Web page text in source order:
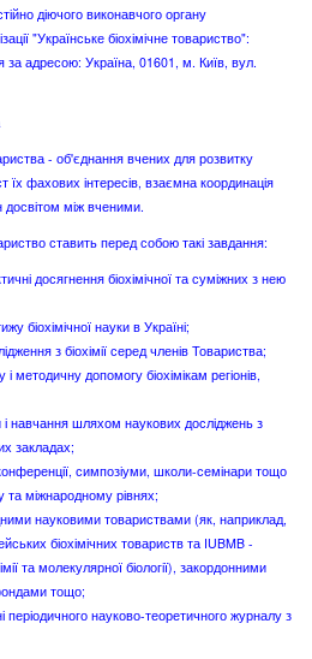
діючого виконавчого органу
"Українське біохімічне товариство":
адресою: Україна, 01601, м. Київ, вул.
- об'єднання вчених для розвитку
їх фахових інтересів, взаємна координація
досвітом між вченими.
ставить перед собою такі завдання:
досягнення біохімічної та суміжних з нею
біохімічної науки в Україні;
з біохімії серед членів Товариства;
методичну допомогу біохімікам регіонів,
навчання шляхом наукових досліджень з
закладах;
симпозіуми, школи-семінари тощо
та міжнародному рівнях;
науковими товариствами (як, наприклад,
біохімічних товариств та IUBMB -
та молекулярної біології), закордонними
тощо;
періодичного науково-теоретичного журналу з